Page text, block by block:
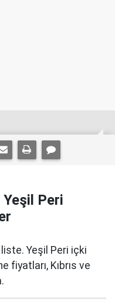
Peri
Yeşil Peri içki
fiyatları, Kıbrıs ve